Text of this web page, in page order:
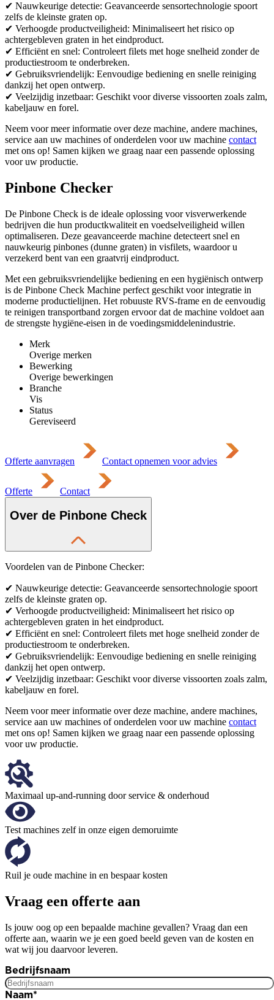
✔ Nauwkeurige detectie: Geavanceerde sensortechnologie spoort
zelfs de kleinste graten op.
✔ Verhoogde productveiligheid: Minimaliseert het risico op
achtergebleven graten in het eindproduct.
✔ Efficiënt en snel: Controleert filets met hoge snelheid zonder de
productiestroom te onderbreken.
✔ Gebruiksvriendelijk: Eenvoudige bediening en snelle reiniging
dankzij het open ontwerp.
✔ Veelzijdig inzetbaar: Geschikt voor diverse vissoorten zoals zalm,
kabeljauw en forel.
Neem voor meer informatie over deze machine, andere machines,
service aan uw machines of onderdelen voor uw machine contact
met ons op! Samen kijken we graag naar een passende oplossing
voor uw productie.
Pinbone Checker
De Pinbone Check is de ideale oplossing voor visverwerkende
bedrijven die hun productkwaliteit en voedselveiligheid willen
optimaliseren. Deze geavanceerde machine detecteert snel en
nauwkeurig pinbones (dunne graten) in visfilets, waardoor u
verzekerd bent van een graatvrij eindproduct.
Met een gebruiksvriendelijke bediening en een hygiënisch ontwerp
is de Pinbone Check Machine perfect geschikt voor integratie in
moderne productielijnen. Het robuuste RVS-frame en de eenvoudig
te reinigen transportband zorgen ervoor dat de machine voldoet aan
de strengste hygiëne-eisen in de voedingsmiddelenindustrie.
Merk
Overige merken
Bewerking
Overige bewerkingen
Branche
Vis
Status
Gereviseerd
Offerte aanvragen Contact opnemen voor advies
Offerte Contact
Over de Pinbone Check
Voordelen van de Pinbone Checker:
✔ Nauwkeurige detectie: Geavanceerde sensortechnologie spoort
zelfs de kleinste graten op.
✔ Verhoogde productveiligheid: Minimaliseert het risico op
achtergebleven graten in het eindproduct.
✔ Efficiënt en snel: Controleert filets met hoge snelheid zonder de
productiestroom te onderbreken.
✔ Gebruiksvriendelijk: Eenvoudige bediening en snelle reiniging
dankzij het open ontwerp.
✔ Veelzijdig inzetbaar: Geschikt voor diverse vissoorten zoals zalm,
kabeljauw en forel.
Neem voor meer informatie over deze machine, andere machines,
service aan uw machines of onderdelen voor uw machine contact
met ons op! Samen kijken we graag naar een passende oplossing
voor uw productie.
Maximaal up-and-running door service & onderhoud
Test machines zelf in onze eigen demoruimte
Ruil je oude machine in en bespaar kosten
Vraag een offerte aan
Is jouw oog op een bepaalde machine gevallen? Vraag dan een
offerte aan, waarin we je een goed beeld geven van de kosten en
wat wij jou daarvoor leveren.
Bedrijfsnaam
Naam*